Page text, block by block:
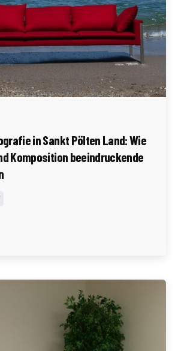
von
Immofragen Sankt Pölten Stadt / Land
in Sankt Pölten Land: Wie
Komposition beeindruckende